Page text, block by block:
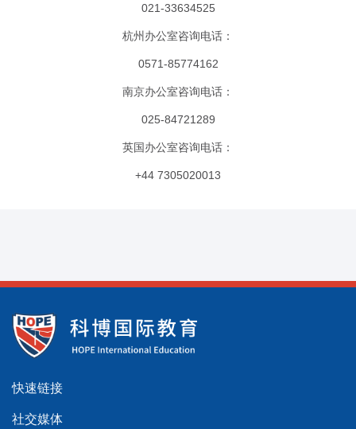
021-33634525
杭州办公室咨询电话：
0571-85774162
南京办公室咨询电话：
025-84721289
英国办公室咨询电话：
+44 7305020013
快速链接
社交媒体